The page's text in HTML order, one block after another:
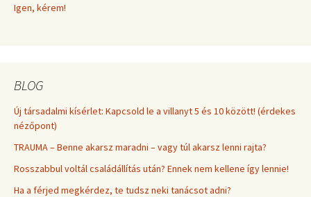
Igen, kérem!
BLOG
Új társadalmi kísérlet: Kapcsold le a villanyt 5 és 10 között! (érdekes
nézőpont)
TRAUMA – Benne akarsz maradni – vagy túl akarsz lenni rajta?
Rosszabbul voltál családállítás után? Ennek nem kellene így lennie!
Ha a férjed megkérdez, te tudsz neki tanácsot adni?